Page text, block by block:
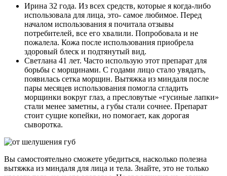
Ирина 32 года. Из всех средств, которые я когда-либо
использовала для лица, это- самое любимое. Перед
началом использования я почитала отзывы
потребителей, все его хвалили. Попробовала и не
пожалела. Кожа после использования приобрела
здоровый блеск и подтянутый вид.
Светлана 41 лет. Часто использую этот препарат для
борьбы с морщинами. С годами лицо стало увядать,
появилась сетка морщин. Вытяжка из миндаля после
пары месяцев использования помогла сгладить
морщинки вокруг глаз, а пресловутые «гусиные лапки»
стали менее заметны, а губы стали сочнее. Препарат
стоит сущие копейки, но помогает, как дорогая
сыворотка.
Вы самостоятельно сможете убедиться, насколько полезна
вытяжка из миндаля для лица и тела. Знайте, это не только